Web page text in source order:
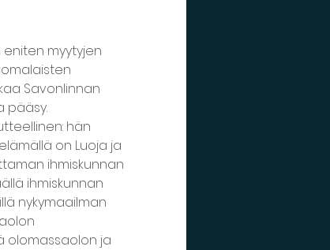
myytyjen
Savonlinnan
pääsy.
hän
on Luoja ja
ihmiskunnan
ihmiskunnan
nykymaailman
olomassaolon ja